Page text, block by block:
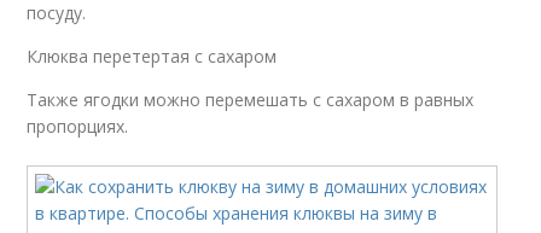
посуду.
Клюква перетертая с сахаром
Также ягодки можно перемешать с сахаром в равных
пропорциях.